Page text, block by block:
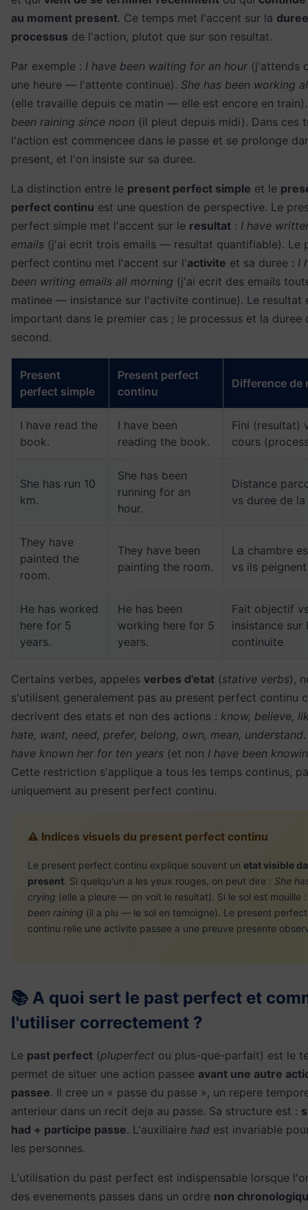
au moment present. Ce temps met l'accent sur la duree
processus de l'action, plutot que sur son resultat.
Par exemple : I have been waiting for an hour (j'attends
une heure — l'attente continue). She has been working
(elle travaille depuis ce matin — elle est encore en
been raining since noon (il pleut depuis midi). Dans ces
l'action est commencee dans le passe et se prolonge
present, et l'on insiste sur sa duree.
La distinction entre le present perfect simple et le
perfect continu est une question de perspective. Le
perfect simple met l'accent sur le resultat : I have
emails (j'ai ecrit trois emails — resultat quantifiable). Le
perfect continu met l'accent sur l'activite et sa duree : I
been writing emails all morning (j'ai ecrit des emails
matinee — insistance sur l'activite continue). Le resultat
important dans le premier cas ; le processus et la duree
second.
Present
perfect simple
Present perfect
continu
Difference de
I have read the
book.
I have been
reading the book.
Fini (resultat)
cours
She has run 10
km.
She has been
running for an
hour.
Distance
vs duree de
They have
painted the
room.
They have been
painting the room.
La chambre
vs ils
He has worked
here for 5
years.
He has been
working here for 5
years.
Fait objectif
insistance sur
continuite
Certains verbes, appeles verbes d'etat (stative verbs),
s'utilisent generalement pas au present perfect continu
decrivent des etats et non des actions : know, believe,
hate, want, need, prefer, belong, own, mean, understand
have known her for ten years (et non I have been
Cette restriction s'applique a tous les temps continus,
uniquement au present perfect continu.
⚠️ Indices visuels du present perfect continu
Le present perfect continu explique souvent un etat visible
present. Si quelqu'un a les yeux rouges, on peut dire : She
crying (elle a pleure — on voit le resultat). Si le sol est mouille
been raining (il a plu — le sol en temoigne). Le present perfect
continu relie une activite passee a une preuve presente
📚 A quoi sert le past perfect et
l'utiliser correctement ?
Le past perfect (pluperfect ou plus-que-parfait) est le
permet de situer une action passee avant une autre
passee. Il cree un « passe du passe », un repere
anterieur dans un recit deja au passe. Sa structure est :
had + participe passe. L'auxiliaire had est invariable
les personnes.
L'utilisation du past perfect est indispensable lorsque
des evenements passes dans un ordre non